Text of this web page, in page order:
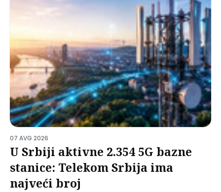
07 AVG 2026
U Srbiji aktivne 2.354 5G bazne
stanice: Telekom Srbija ima
najveći broj